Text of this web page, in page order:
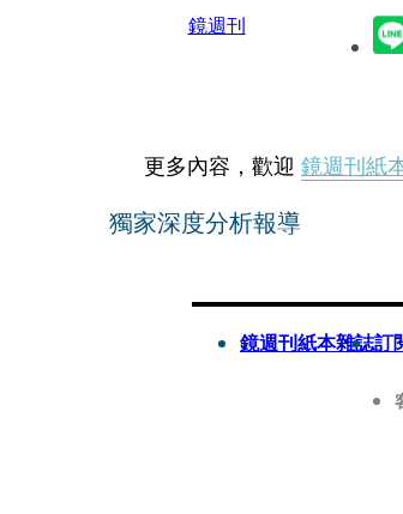
鏡週刊
更多內容，歡迎 鏡週刊紙
獨家深度分析報導
鏡週刊紙本雜誌訂